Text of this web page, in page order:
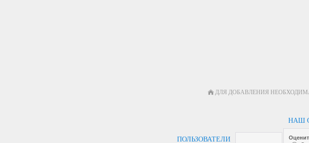
ДЛЯ ДОБАВЛЕНИЯ
ПОЛЬЗОВАТЕЛИ
НАШ